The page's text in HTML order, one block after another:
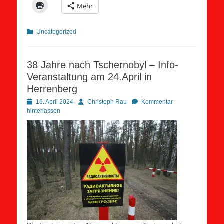
Mehr
Kategorien
Uncategorized
38 Jahre nach Tschernobyl – Info-
Veranstaltung am 24.April in
Herrenberg
Posted
on
16. April 2024 AutorChristoph Rau
Kommentar
hinterlassen